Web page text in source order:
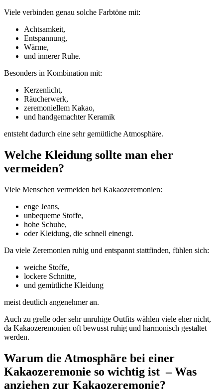
Viele verbinden genau solche Farbtöne mit:
Achtsamkeit,
Entspannung,
Wärme,
und innerer Ruhe.
Besonders in Kombination mit:
Kerzenlicht,
Räucherwerk,
zeremoniellem Kakao,
und handgemachter Keramik
entsteht dadurch eine sehr gemütliche Atmosphäre.
Welche Kleidung sollte man eher
vermeiden?
Viele Menschen vermeiden bei Kakaozeremonien:
enge Jeans,
unbequeme Stoffe,
hohe Schuhe,
oder Kleidung, die schnell einengt.
Da viele Zeremonien ruhig und entspannt stattfinden, fühlen sich:
weiche Stoffe,
lockere Schnitte,
und gemütliche Kleidung
meist deutlich angenehmer an.
Auch zu grelle oder sehr unruhige Outfits wählen viele eher nicht,
da Kakaozeremonien oft bewusst ruhig und harmonisch gestaltet
werden.
Warum die Atmosphäre bei einer
Kakaozeremonie so wichtig ist – Was
anziehen zur Kakaozeremonie?